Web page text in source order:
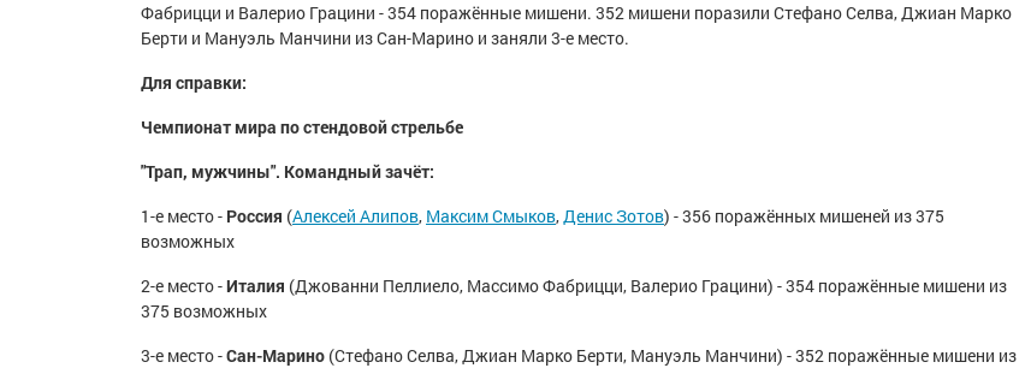
Фабрицци и Валерио Грацини - 354 поражённые мишени. 352 мишени поразили Стефано Селва, Джиан Марко
Берти и Мануэль Манчини из Сан-Марино и заняли 3-е место.
Для справки:
Чемпионат мира по стендовой стрельбе
"Трап, мужчины". Командный зачёт:
1-е место - Россия (Алексей Алипов, Максим Смыков,Денис Зотов) - 356 поражённых мишеней из 375
возможных
2-е место -Италия (Джованни Пеллиело, Массимо Фабрицци, Валерио Грацини) - 354 поражённые мишени из
375 возможных
3-е место -Сан-Марино (Стефано Селва, Джиан Марко Берти, Мануэль Манчини) - 352 поражённые мишени из